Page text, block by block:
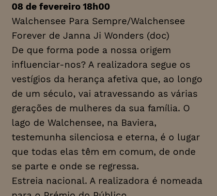
08 de fevereiro 18h00
Walchensee Para Sempre/Walchensee
Forever de Janna Ji Wonders (doc)
De que forma pode a nossa origem
influenciar-nos? A realizadora segue os
vestígios da herança afetiva que, ao longo
de um século, vai atravessando as várias
gerações de mulheres da sua família. O
lago de Walchensee, na Baviera,
testemunha silenciosa e eterna, é o lugar
que todas elas têm em comum, de onde
se parte e onde se regressa.
Estreia nacional. A realizadora é nomeada